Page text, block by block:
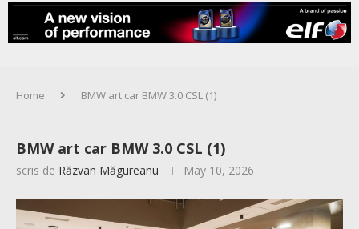
Home BMW art car BMW 3.0 CSL (1)
BMW art car BMW 3.0 CSL (1)
scris de Răzvan Măgureanu May 10, 2026